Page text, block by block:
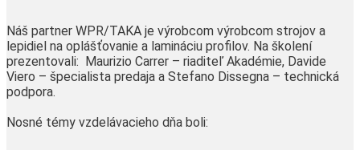
Náš partner WPR/TAKA je výrobcom výrobcom strojov a
lepidiel na oplášťovanie a lamináciu profilov. Na školení
prezentovali: Maurizio Carrer – riaditeľ Akadémie, Davide
Viero – špecialista predaja a Stefano Dissegna – technická
podpora.
Nosné témy vzdelávacieho dňa boli: